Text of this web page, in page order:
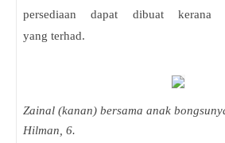
persediaan dapat dibuat kerana
yang terhad.
Zainal (kanan) bersama anak
Hilman, 6.